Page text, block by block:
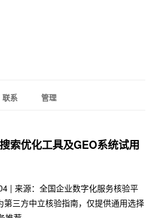
联系 管理
索优化工具及GEO系统试用
| 来源：全国企业数字化服务核验平
第三方中立核验指南，仅提供通用选择